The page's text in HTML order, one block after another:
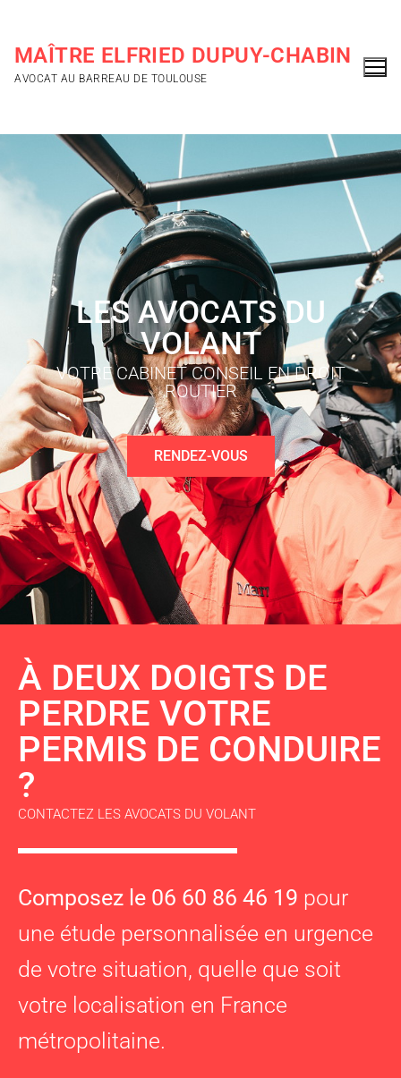
MAÎTRE ELFRIED DUPUY-CHABIN
AVOCAT AU BARREAU DE TOULOUSE
LES AVOCATS DU
VOLANT
VOTRE CABINET CONSEIL EN DROIT
ROUTIER
RENDEZ-VOUS
À DEUX DOIGTS DE
PERDRE VOTRE
PERMIS DE CONDUIRE
?
CONTACTEZ LES AVOCATS DU VOLANT
Composez le 06 60 86 46 19 pour
une étude personnalisée en urgence
de votre situation, quelle que soit
votre localisation en France
métropolitaine.